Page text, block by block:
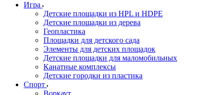
Игра
Детские площадки из HPL и HDPE
Детские площадки из дерева
Геопластика
Площадки для детского сада
Элементы для детских площадок
Детские площадки для маломобильных
Канатные комплексы
Детские городки из пластика
Спорт
Воркаут